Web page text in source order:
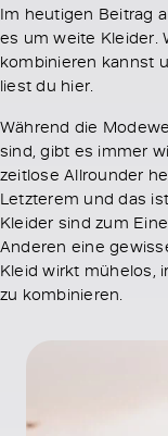
Im heutigen Beitrag
es um weite Kleider.
kombinieren kannst
liest du hier.
Während die
sind, gibt es immer
zeitlose Allrounder
Letzterem und das
Kleider sind zum
Anderen eine
Kleid wirkt mühelos,
zu kombinieren.